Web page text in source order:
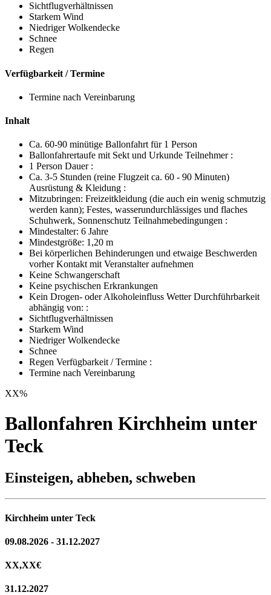
Sichtflugverhältnissen
Starkem Wind
Niedriger Wolkendecke
Schnee
Regen
Verfügbarkeit / Termine
Termine nach Vereinbarung
Inhalt
Ca. 60-90 minütige Ballonfahrt für 1 Person
Ballonfahrertaufe mit Sekt und Urkunde Teilnehmer :
1 Person Dauer :
Ca. 3-5 Stunden (reine Flugzeit ca. 60 - 90 Minuten)
Ausrüstung & Kleidung :
Mitzubringen: Freizeitkleidung (die auch ein wenig schmutzig
werden kann); Festes, wasserundurchlässiges und flaches
Schuhwerk, Sonnenschutz Teilnahmebedingungen :
Mindestalter: 6 Jahre
Mindestgröße: 1,20 m
Bei körperlichen Behinderungen und etwaige Beschwerden
vorher Kontakt mit Veranstalter aufnehmen
Keine Schwangerschaft
Keine psychischen Erkrankungen
Kein Drogen- oder Alkoholeinfluss Wetter Durchführbarkeit
abhängig von: :
Sichtflugverhältnissen
Starkem Wind
Niedriger Wolkendecke
Schnee
Regen Verfügbarkeit / Termine :
Termine nach Vereinbarung
XX%
Ballonfahren Kirchheim unter
Teck
Einsteigen, abheben, schweben
Kirchheim unter Teck
09.08.2026 - 31.12.2027
XX,XX€
31.12.2027